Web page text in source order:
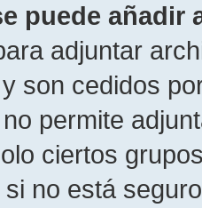
puede añadir
adjuntar
son cedidos
permite
ciertos
no está